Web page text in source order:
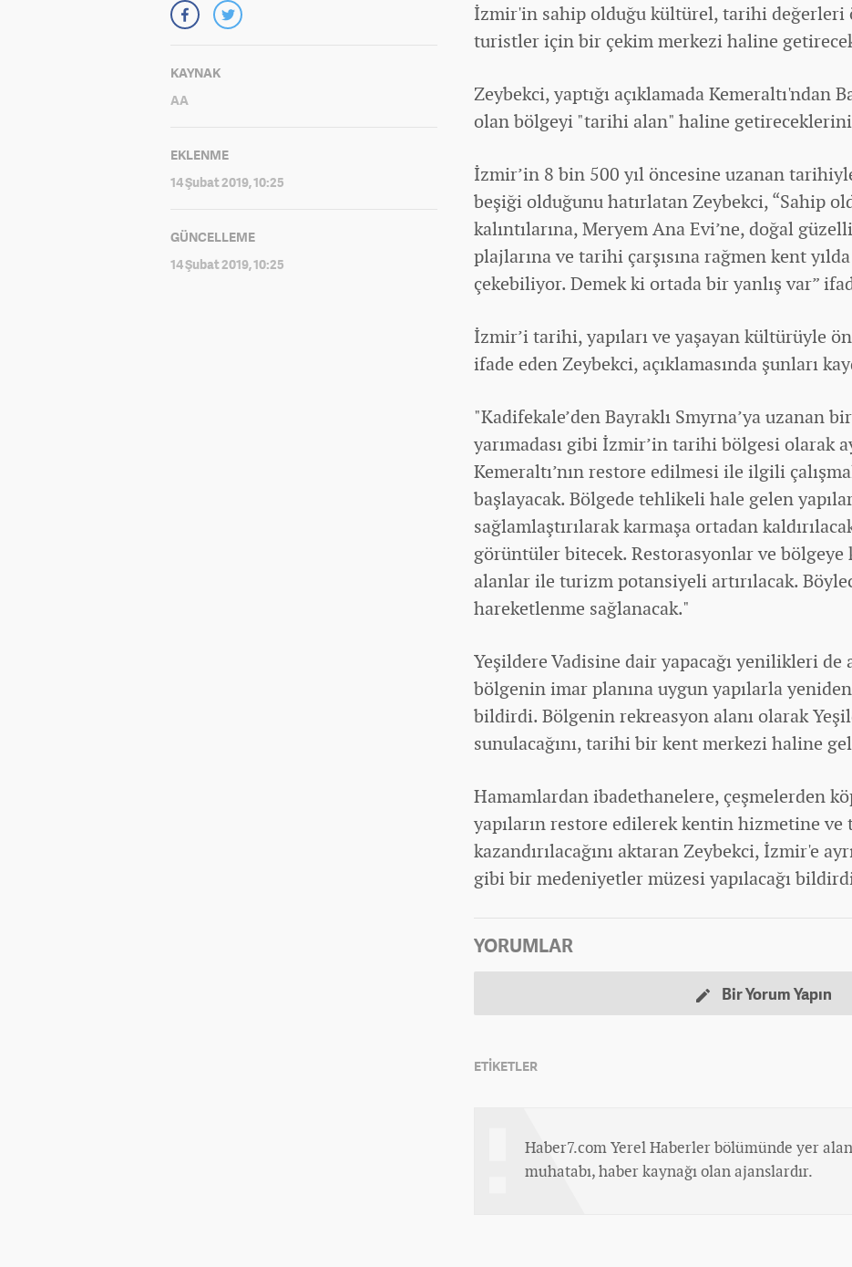
KAYNAK
AA
EKLENME
14 Şubat 2019, 10:25
GÜNCELLEME
14 Şubat 2019, 10:25
İzmir'in sahip olduğu kültürel, tarihi değerleri
turistler için bir çekim merkezi haline
Zeybekci, yaptığı açıklamada Kemeraltı'ndan
olan bölgeyi "tarihi alan" haline
İzmir’in 8 bin 500 yıl öncesine uzanan
beşiği olduğunu hatırlatan Zeybekci, “Sahip
kalıntılarına, Meryem Ana Evi’ne, doğal
plajlarına ve tarihi çarşısına rağmen kent
çekebiliyor. Demek ki ortada bir yanlış var”
İzmir’i tarihi, yapıları ve yaşayan kültürüyle ön
ifade eden Zeybekci, açıklamasında şunları
"Kadifekale’den Bayraklı Smyrna’ya uzanan
yarımadası gibi İzmir’in tarihi bölgesi olarak
Kemeraltı’nın restore edilmesi ile ilgili
başlayacak. Bölgede tehlikeli hale gelen
sağlamlaştırılarak karmaşa ortadan
görüntüler bitecek. Restorasyonlar ve bölgeye
alanlar ile turizm potansiyeli artırılacak.
hareketlenme sağlanacak."
Yeşildere Vadisine dair yapacağı yenilikleri de
bölgenin imar planına uygun yapılarla
bildirdi. Bölgenin rekreasyon alanı olarak
sunulacağını, tarihi bir kent merkezi haline
Hamamlardan ibadethanelere, çeşmelerden
yapıların restore edilerek kentin hizmetine
kazandırılacağını aktaran Zeybekci, İzmir'e
gibi bir medeniyetler müzesi yapılacağı
YORUMLAR
Bir Yorum Yapın
ETİKETLER
Haber7.com Yerel Haberler bölümünde yer
muhatabı, haber kaynağı olan ajanslardır.